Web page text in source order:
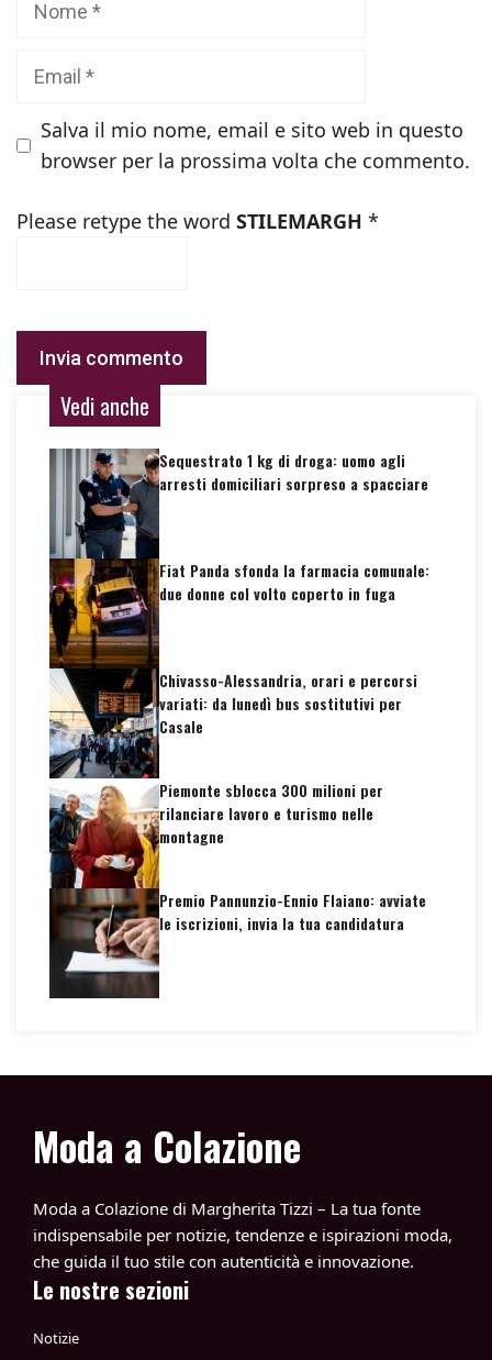
Salva il mio nome, email e sito web in questo
browser per la prossima volta che commento.
Please retype the word STILEMARGH *
Vedi anche
Sequestrato 1 kg di droga: uomo agli
arresti domiciliari sorpreso a spacciare
Fiat Panda sfonda la farmacia comunale:
due donne col volto coperto in fuga
Chivasso-Alessandria, orari e percorsi
variati: da lunedì bus sostitutivi per
Casale
Piemonte sblocca 300 milioni per
rilanciare lavoro e turismo nelle
montagne
Premio Pannunzio-Ennio Flaiano: avviate
le iscrizioni, invia la tua candidatura
Moda a Colazione
Moda a Colazione di Margherita Tizzi – La tua fonte
indispensabile per notizie, tendenze e ispirazioni moda,
che guida il tuo stile con autenticità e innovazione.
Le nostre sezioni
Notizie